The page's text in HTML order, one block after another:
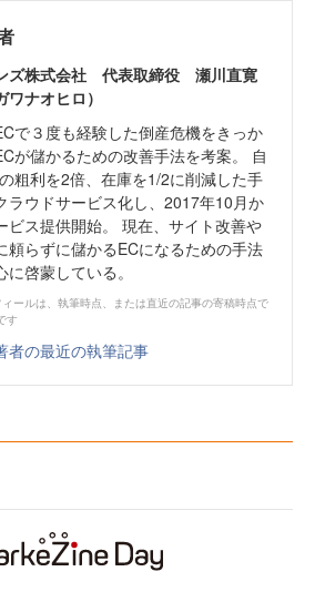
ズ株式会社 代表取締役 瀬川直寛
ワナオヒロ）
で３度も経験した倒産危機をきっか
が儲かるための改善手法を考案。 自
粗利を2倍、在庫を1/2に削減した手
ラウドサービス化し、2017年10月か
ビス提供開始。 現在、サイト改善や
頼らずに儲かるECになるための手法
に啓蒙している。
ールは、執筆時点、または直近の記事の寄稿時点で
す
者の最近の執筆記事